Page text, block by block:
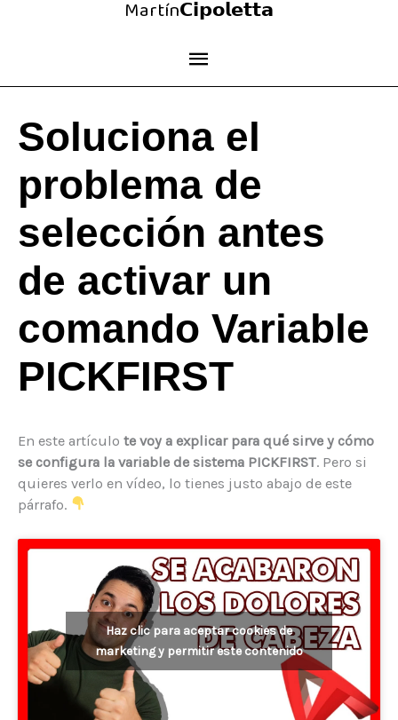
Martín𝗖𝗶𝗽𝗼𝗹𝗲𝘁𝘁𝗮
Menú
Soluciona el
problema de
selección antes
de activar un
comando Variable
PICKFIRST
En este artículo te voy a explicar para qué sirve y cómo
se configura la variable de sistema PICKFIRST. Pero si
quieres verlo en vídeo, lo tienes justo abajo de este
párrafo.
Haz clic para aceptar cookies de
marketing y permitir este contenido